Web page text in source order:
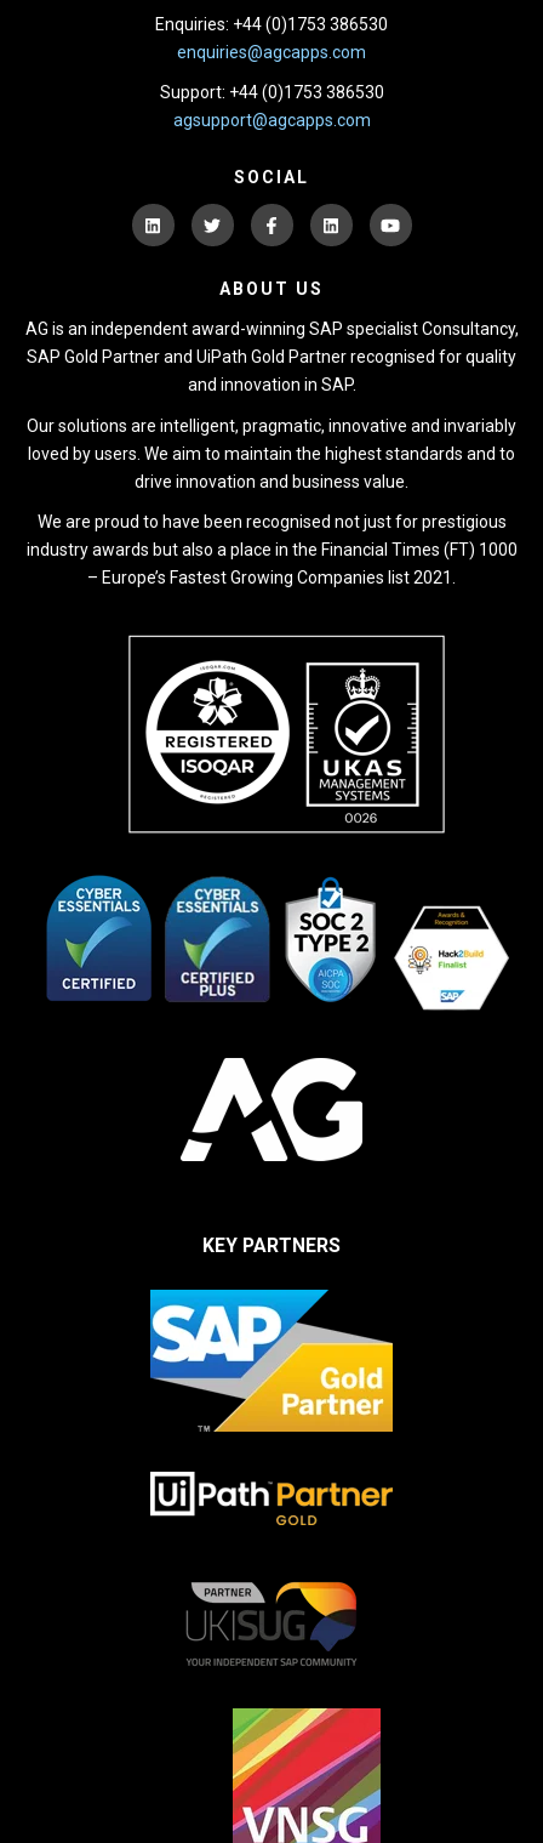
Enquiries: +44 (0)1753 386530
enquiries@agcapps.com
Support: +44 (0)1753 386530
agsupport@agcapps.com
SOCIAL
ABOUT US
AG is an independent award-winning SAP specialist Consultancy,
SAP Gold Partner and UiPath Gold Partner recognised for quality
and innovation in SAP.
Our solutions are intelligent, pragmatic, innovative and invariably
loved by users. We aim to maintain the highest standards and to
drive innovation and business value.
We are proud to have been recognised not just for prestigious
industry awards but also a place in the Financial Times (FT) 1000
– Europe’s Fastest Growing Companies list 2021.
KEY PARTNERS